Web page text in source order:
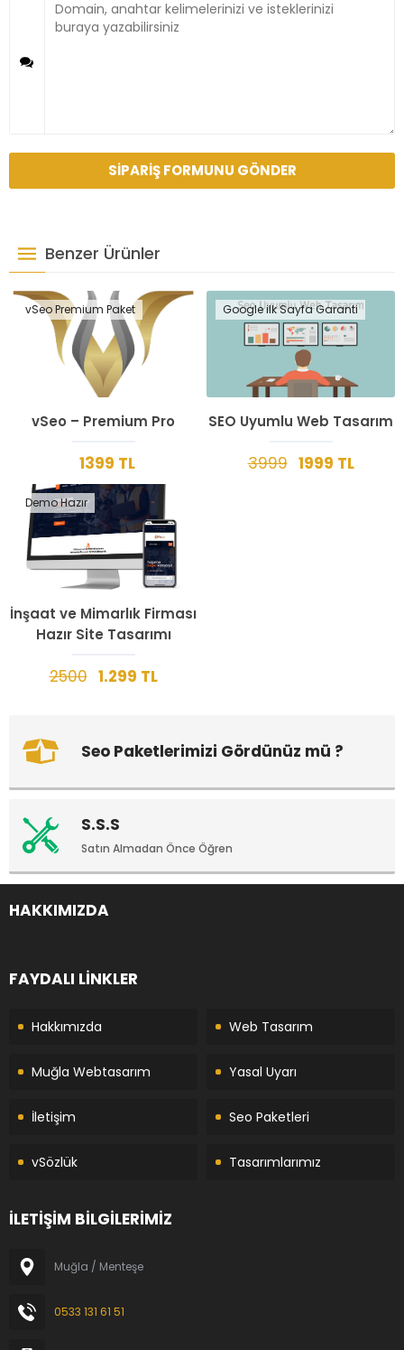
Benzer Ürünler
vSeo Premium Paket
vSeo – Premium Pro
1399 TL
Google ilk Sayfa Garanti
SEO Uyumlu Web Tasarım
3999 1999 TL
Demo Hazır
İnşaat ve Mimarlık Firması
Hazır Site Tasarımı
2500 1.299 TL
Seo Paketlerimizi Gördünüz mü ?
S.S.S
Satın Almadan Önce Öğren
HAKKIMIZDA
FAYDALI LİNKLER
Hakkımızda Web Tasarım
Muğla Webtasarım Yasal Uyarı
İletişim Seo Paketleri
vSözlük Tasarımlarımız
İLETİŞİM BİLGİLERİMİZ
Muğla / Menteşe
0533 131 61 51